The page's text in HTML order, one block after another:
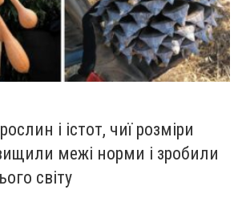
і істот, чиї розміри
межі норми і зробили
світу